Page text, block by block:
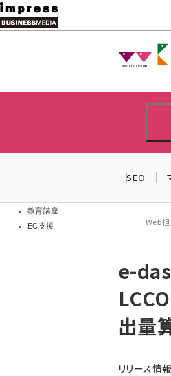
メ
イ
教育講座
EC支援
SEO
ン
く
ず
Web担
e-
出量
リリース情